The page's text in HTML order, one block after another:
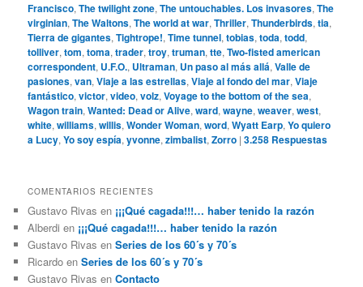
Francisco,The twilight zone,The untouchables. Los invasores,The
virginian,The Waltons,The world at war,Thriller,Thunderbirds,tia,
Tierra de gigantes,Tightrope!,Time tunnel,tobias,toda,todd,
tolliver,tom,toma,trader,troy,truman,tte,Two-fisted american
correspondent, U.F.O., Ultraman, Un paso al más allá,Valle de
pasiones,van,Viaje a las estrellas,Viaje al fondo del mar,Viaje
fantástico,victor,video,volz,Voyage to the bottom of the sea,
Wagon train,Wanted: Dead or Alive,ward,wayne,weaver,west,
white,williams,willis,Wonder Woman,word,Wyatt Earp,Yo quiero
a Lucy,Yo soy espía,yvonne,zimbalist,Zorro |3.258 Respuestas
COMENTARIOS RECIENTES
Gustavo Rivas en ¡¡¡Qué cagada!!!… haber tenido la razón
Alberdi en ¡¡¡Qué cagada!!!… haber tenido la razón
Gustavo Rivas enSeries de los 60´s y 70´s
Ricardo enSeries de los 60´s y 70´s
Gustavo Rivas enContacto